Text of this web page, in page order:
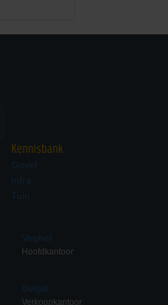
Kennisbank
Gevel
Infra
Tuin
Veghel
Hoofdkantoor
België
Verkoopkantoor